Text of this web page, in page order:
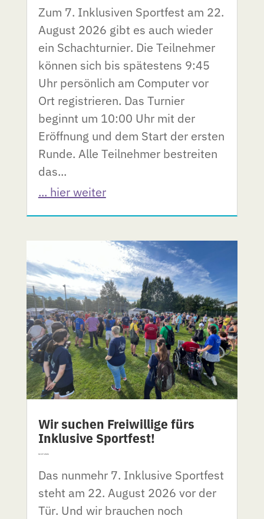
Zum 7. Inklusiven Sportfest am 22.
August 2026 gibt es auch wieder
ein Schachturnier. Die Teilnehmer
können sich bis spätestens 9:45
Uhr persönlich am Computer vor
Ort registrieren. Das Turnier
beginnt um 10:00 Uhr mit der
Eröffnung und dem Start der ersten
Runde. Alle Teilnehmer bestreiten
das...
... hier weiter
Wir suchen Freiwillige fürs
Inklusive Sportfest!
02.07.2026
Das nunmehr 7. Inklusive Sportfest
steht am 22. August 2026 vor der
Tür. Und wir brauchen noch